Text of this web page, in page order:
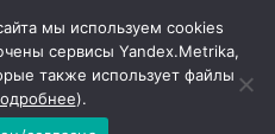
Ростовской области
мы используем cookies
сервисы Yandex.Metrika,
также использует файлы
).